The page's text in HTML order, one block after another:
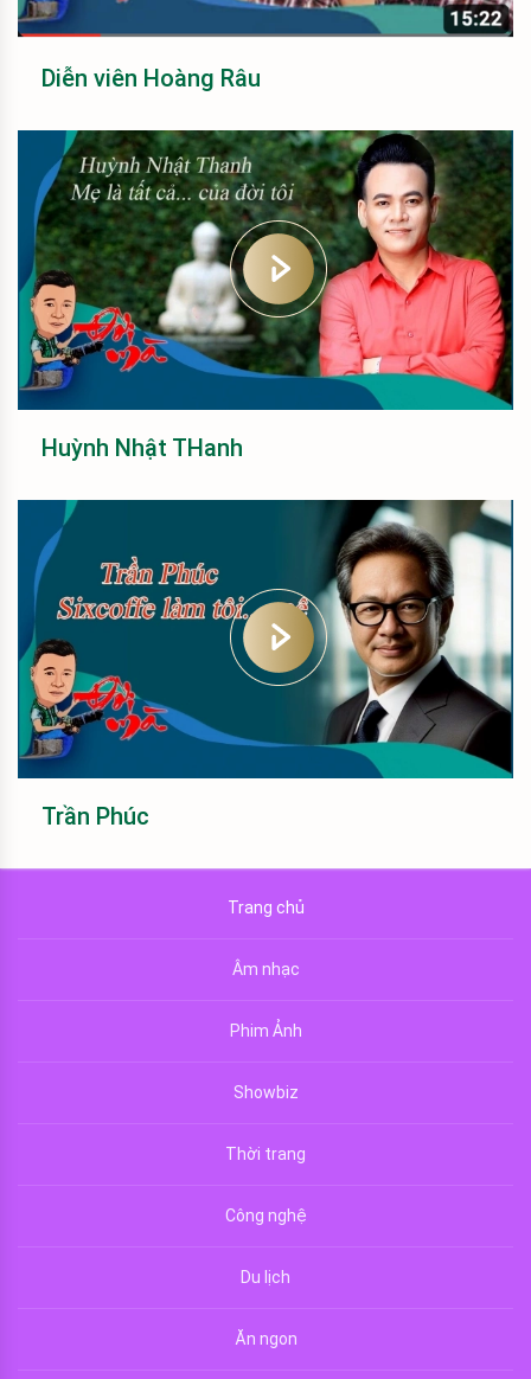
Diễn viên Hoàng Râu
Huỳnh Nhật THanh
Trần Phúc
Trang chủ
Âm nhạc
Phim Ảnh
Showbiz
Thời trang
Công nghệ
Du lịch
Ăn ngon